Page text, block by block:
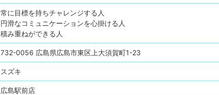
常に目標を持ちチャレンジする人
円滑なコミュニケーションを心掛ける人
積み重ねができる人
732-0056 広島県広島市東区上大須賀町1-23
スズキ
広島駅前店